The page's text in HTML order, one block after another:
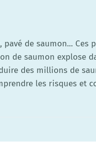
pavé de saumon...
de saumon explose
des millions de
les risques et